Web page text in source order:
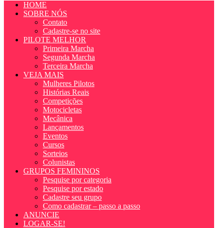
HOME
SOBRE NÓS
Contato
Cadastre-se no site
PILOTE MELHOR
Primeira Marcha
Segunda Marcha
Terceira Marcha
VEJA MAIS
Mulheres Pilotos
Histórias Reais
Competições
Motocicletas
Mecânica
Lançamentos
Eventos
Cursos
Sorteios
Colunistas
GRUPOS FEMININOS
Pesquise por categoria
Pesquise por estado
Cadastre seu grupo
Como cadastrar – passo a passo
ANUNCIE
LOGAR-SE!